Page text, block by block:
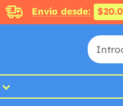
Envío desde: